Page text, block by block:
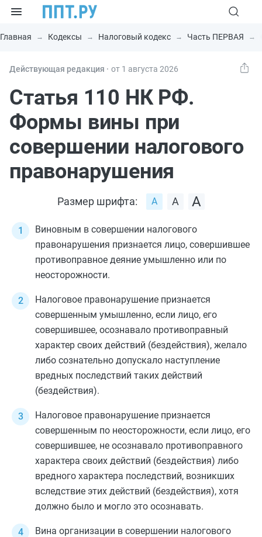
Главная Кодексы Налоговый кодекс Часть ПЕРВАЯ
Действующая редакция ⸱ от 1 августа 2026
Статья 110 НК РФ.
Формы вины при
совершении налогового
правонарушения
Размер шрифта:
Виновным в совершении налогового
правонарушения признается лицо, совершившее
противоправное деяние умышленно или по
неосторожности.
Налоговое правонарушение признается
совершенным умышленно, если лицо, его
совершившее, осознавало противоправный
характер своих действий (бездействия), желало
либо сознательно допускало наступление
вредных последствий таких действий
(бездействия).
Налоговое правонарушение признается
совершенным по неосторожности, если лицо, его
совершившее, не осознавало противоправного
характера своих действий (бездействия) либо
вредного характера последствий, возникших
вследствие этих действий (бездействия), хотя
должно было и могло это осознавать.
Вина организации в совершении налогового